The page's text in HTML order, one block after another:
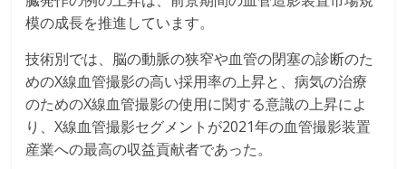
模の成長を推進しています。
技術別では、脳の動脈の狭窄や血管の閉塞の診断のた
めのX線血管撮影の高い採用率の上昇と、病気の治療
のためのX線血管撮影の使用に関する意識の上昇によ
り、X線血管撮影セグメントが2021年の血管撮影装置
産業への最高の収益貢献者であった。